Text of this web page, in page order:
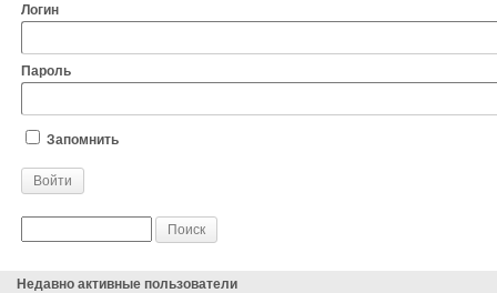
Логин
Пароль
Запомнить
Недавно активные пользователи